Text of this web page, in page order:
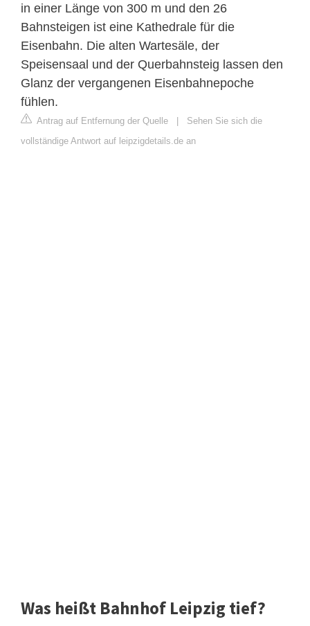
in einer Länge von 300 m und den 26
Bahnsteigen ist eine Kathedrale für die
Eisenbahn. Die alten Wartesäle, der
Speisensaal und der Querbahnsteig lassen den
Glanz der vergangenen Eisenbahnepoche
fühlen.
Antrag auf Entfernung der Quelle | Sehen Sie sich die
vollständige Antwort auf leipzigdetails.de an
Was heißt Bahnhof Leipzig tief?